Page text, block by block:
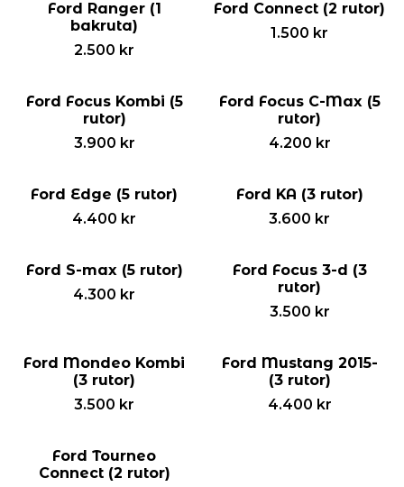
Ford Ranger (1
bakruta)
2.500 kr
Ford Connect (2 rutor)
1.500 kr
Ford Focus Kombi (5
rutor)
3.900 kr
Ford Focus C-Max (5
rutor)
4.200 kr
Ford Edge (5 rutor)
4.400 kr
Ford KA (3 rutor)
3.600 kr
Ford S-max (5 rutor)
4.300 kr
Ford Focus 3-d (3
rutor)
3.500 kr
Ford Mondeo Kombi
(3 rutor)
3.500 kr
Ford Mustang 2015-
(3 rutor)
4.400 kr
Ford Tourneo
Connect (2 rutor)